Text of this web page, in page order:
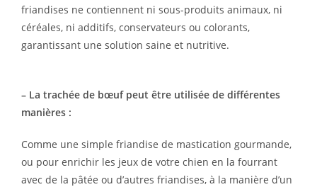
friandises ne contiennent ni sous-produits animaux, ni
céréales, ni additifs, conservateurs ou colorants,
garantissant une solution saine et nutritive.
– La trachée de bœuf peut être utilisée de différentes
manières :
Comme une simple friandise de mastication gourmande,
ou pour enrichir les jeux de votre chien en la fourrant
avec de la pâtée ou d’autres friandises, à la manière d’un